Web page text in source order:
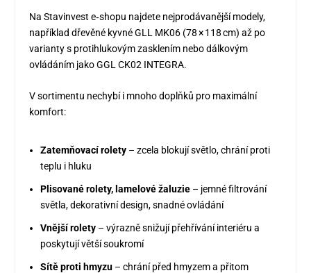
Na Stavinvest e‑shopu najdete nejprodávanější modely,
například dřevěné kyvné GLL MK06 (78 × 118 cm) až po
varianty s protihlukovým zasklením nebo dálkovým
ovládáním jako GGL CK02 INTEGRA.
V sortimentu nechybí i mnoho doplňků pro maximální
komfort:
Zatemňovací rolety – zcela blokují světlo, chrání proti
teplu i hluku
Plisované rolety, lamelové žaluzie – jemné filtrování
světla, dekorativní design, snadné ovládání
Vnější rolety – výrazně snižují přehřívání interiéru a
poskytují větší soukromí
Sítě proti hmyzu – chrání před hmyzem a přitom